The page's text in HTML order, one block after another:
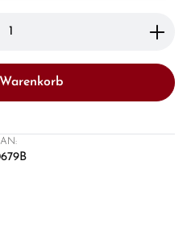
gewünschten Wert ein